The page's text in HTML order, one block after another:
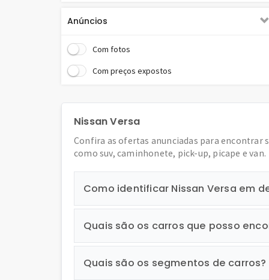
Anúncios
Com fotos
Com preços expostos
Nissan Versa
Confira as ofertas anunciadas para encontrar
como suv, caminhonete, pick-up, picape e van.
Como identificar Nissan Versa em
Quais são os carros que posso
Quais são os segmentos de carros?